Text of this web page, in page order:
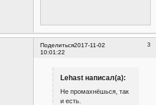
Поделиться 3
2017-11-02
10:01:22
Lehast написал(а):
Не промахнёшься, так
и есть.